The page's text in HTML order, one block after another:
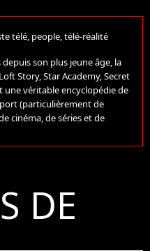
télé, people, télé-réalité
son plus jeune âge, la
Story, Star Academy, Secret
une véritable encyclopédie de
(particulièrement de
cinéma, de séries et de
DE